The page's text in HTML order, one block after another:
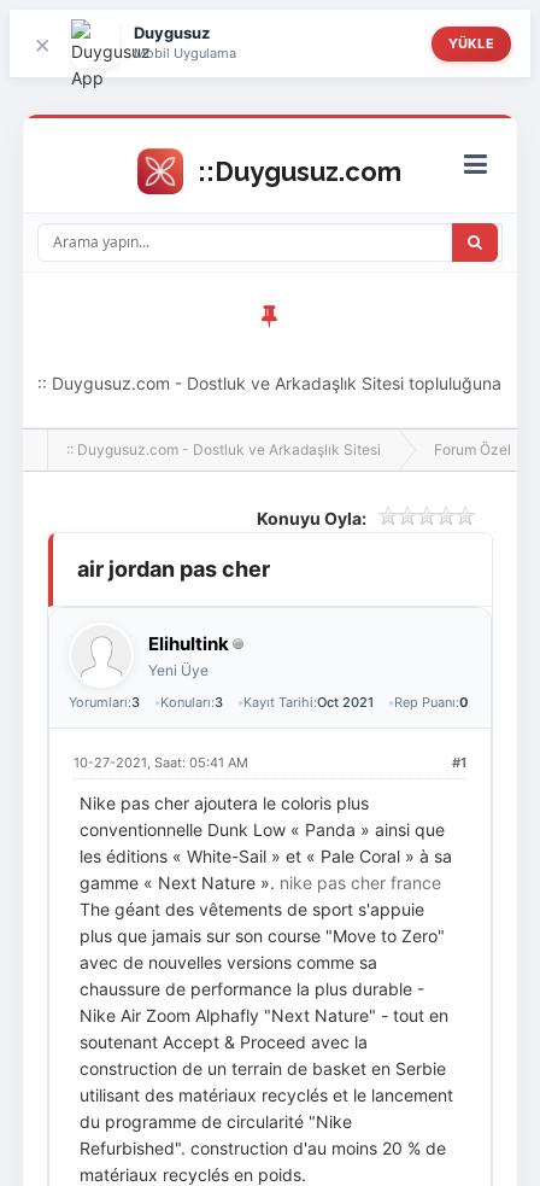
× Duygusuz
Mobil Uygulama
YÜKLE
Giriş Yap
:: Duygusuz.com - Dostluk ve Arkadaşlık Sitesi topluluğuna
hoş geldin ziyaretçi! Aramıza katılmak istersen kayıt
:: Duygusuz.com - Dostluk ve Arkadaşlık Sitesi Forum Özel
Konuyu Oyla:
air jordan pas cher
Elihultink
Yeni Üye
Yorumları:3 Konuları:3 Kayıt Tarihi:Oct 2021 Rep Puanı:0
#1
10-27-2021, Saat: 05:41 AM
Nike pas cher ajoutera le coloris plus
conventionnelle Dunk Low « Panda » ainsi que
les éditions « White-Sail » et « Pale Coral » à sa
gamme « Next Nature ». nike pas cher france
The géant des vêtements de sport s'appuie
plus que jamais sur son course "Move to Zero"
avec de nouvelles versions comme sa
chaussure de performance la plus durable -
Nike Air Zoom Alphafly "Next Nature" - tout en
soutenant Accept & Proceed avec la
construction de un terrain de basket en Serbie
utilisant des matériaux recyclés et le lancement
du programme de circularité "Nike
Refurbished". construction d'au moins 20 % de
matériaux recyclés en poids.